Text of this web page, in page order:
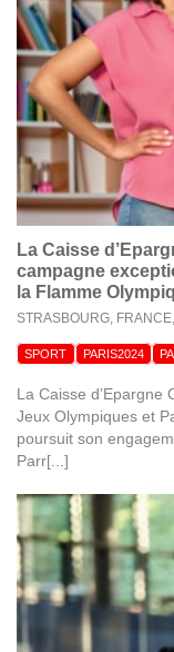
La Caisse
campagne
la Flamme
STRASBOURG, FRANCE,
SPORT PARIS2024
La Caisse
Jeux Olympiques et
poursuit son
Parr[...]